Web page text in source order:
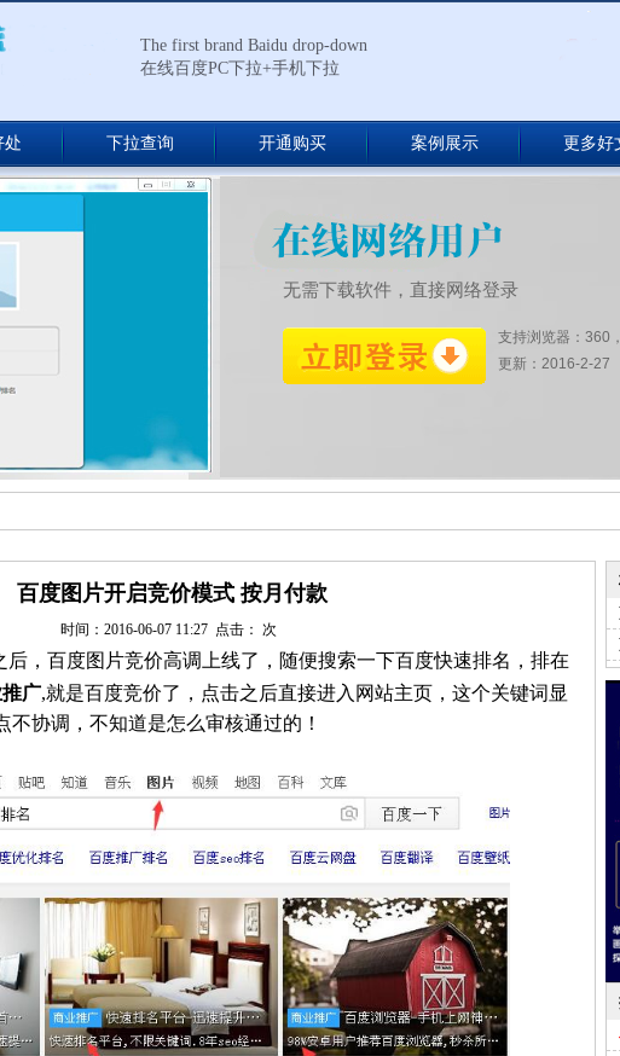
The first brand Baidu drop-down
在线百度PC下拉+手机下拉
处 下拉查询 开通购买 案例展示 更多好
无需下载软件，直接网络登录
支持浏览器：360
更新：2016-2-27
百度图片开启竞价模式 按月付款
时间：2016-06-07 11:27 点击： 次
后，百度图片竞价高调上线了，随便搜索一下百度快速排名，排在
广,就是百度竞价了，点击之后直接进入网站主页，这个关键词显
协调，不知道是怎么审核通过的！